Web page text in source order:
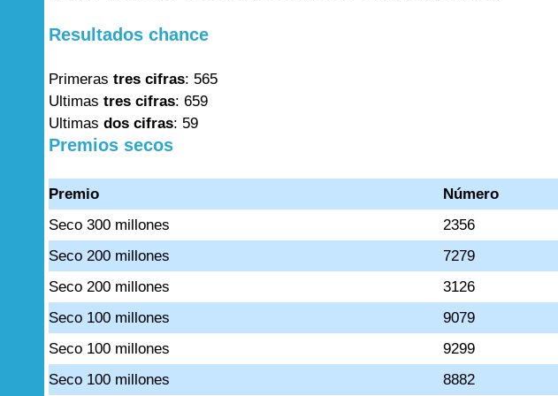
Resultados chance
Primeras tres cifras: 565
Ultimas tres cifras: 659
Ultimas dos cifras: 59
Premios secos
Premio Número
Seco 300 millones
2356
Seco 200 millones
7279
Seco 200 millones
3126
Seco 100 millones
9079
Seco 100 millones
9299
Seco 100 millones
8882